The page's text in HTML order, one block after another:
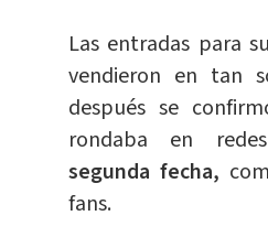
Las entradas para
vendieron en tan
después se
rondaba en
segunda fecha,
fans.